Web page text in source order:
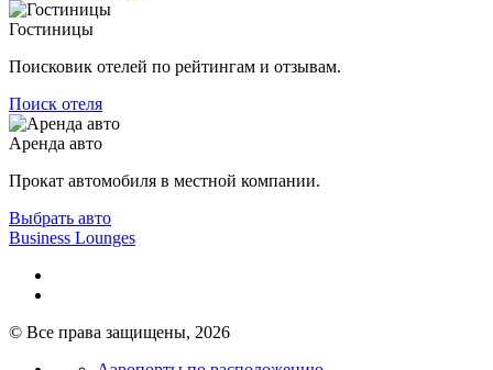
Гостиницы
Поисковик отелей по рейтингам и отзывам.
Поиск отеля
Аренда авто
Прокат автомобиля в местной компании.
Выбрать авто
Business Lounges
© Все права защищены, 2026